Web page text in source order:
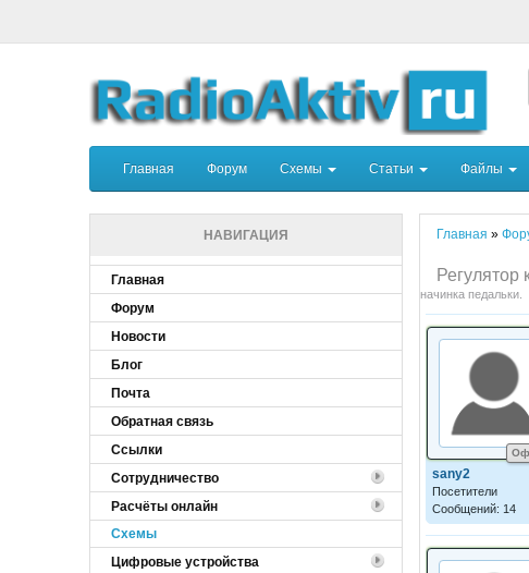
Главная Форум Схемы Статьи Файлы
НАВИГАЦИЯ
Главная
Форум
Новости
Блог
Почта
Обратная связь
Ссылки
Сотрудничество
Расчёты онлайн
Cхемы
Цифровые устройства
Главная »
начинка педальки.
sany2
Посетители
Сообщений: 14